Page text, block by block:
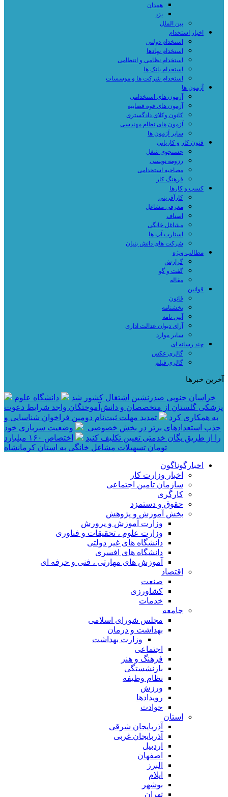
همدان
یزد
بین الملل
اخبار استخدام
استخدام دولتی
استخدام نهادها
استخدام نظامی و انتظامی
استخدام بانک ها
استخدام شرکت ها و موسسات
آزمون ها
آزمون های استخدامی
آزمون های قوه قضاییه
کانون وکلای دادگستری
آزمون های نظام مهندسی
سایر آزمون ها
فنون کار و کاریابی
جستجوی شغل
رزومه نویسی
مصاحبه استخدامی
فرهنگ کار
کسب و کارها
کارآفرینی
معرفی مشاغل
اصناف
مشاغل خانگی
استارت آپ ها
شرکت های دانش بنیان
مطالب ویژه
گزارش
گفت و گو
مقاله
قوانین
قانون
بخشنامه
آیین نامه
آرای دیوان عدالت اداری
سایر موارد
چند رسانه ای
گالری عکس
گالری فیلم
آخرین خبرها
خراسان جنوبی صدرنشین اشتغال کشور شد
دانشگاه علوم
پزشکی گلستان از متخصصان و دانش‌آموختگان واجد شرایط دعوت
به همکاری کرد
تمدید مهلت ثبت‌نام دومین فراخوان شناسایی و
جذب استعدادهای برتر در بخش خصوصی
وضعیت سربازی خود
را از طریق یگان خدمتی تعیین تکلیف کنید
اختصاص ۱۶۰ میلیارد
تومان تسهیلات مشاغل خانگی به استان کرمانشاه
اخبارگوناگون
اخبار وزارت کار
سازمان تامین اجتماعی
کارگری
حقوق و دستمزد
بخش آموزش و پژوهش
وزارت آموزش و پرورش
وزارت علوم ، تحقیقات و فناوری
دانشگاه های غیر دولتی
دانشگاه های افسری
آموزش های مهارتی ، فنی و حرفه ای
اقتصاد
صنعت
کشاورزی
خدمات
جامعه
مجلس شورای اسلامی
بهداشت و درمان
وزارت بهداشت
اجتماعی
فرهنگ و هنر
بازنشستگی
نظام وظیفه
ورزش
رویدادها
حوادث
استان
آذربایجان شرقی
آذربایجان غربی
اردبیل
اصفهان
البرز
ایلام
بوشهر
تهران